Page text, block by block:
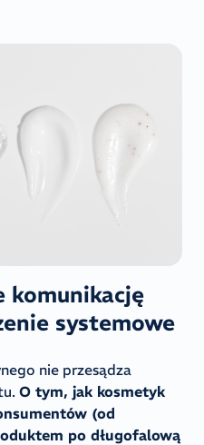
komunikację
systemowe
nie przesądza
O tym, jak kosmetyk
(od
po długofalową